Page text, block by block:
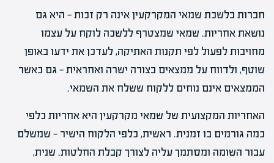
חברות בלשכת שמאי המקרקעין אינה רק זכות — היא גם
נושאת אחריות. שמאי שמצטרף ללשכה לוקח על עצמו
מחויבות לפעול לפי תקנות האתיקה, לעדכן את ידעו באופן
שוטף, ולדווח על ממצאים בצורה ישרה ואחראית — גם כאשר
הממצאים אינם נוחים ללקוח ששלח את השמאי.
האחריות המקצועית של שמאי מקרקעין היא אחריות כלפי
כמה גורמים בו זמנית. ראשית, כלפי הלקוח הישיר — שמשלם
עבור השומה ומסתמך עליה לצורך קבלת החלטות. שנית,